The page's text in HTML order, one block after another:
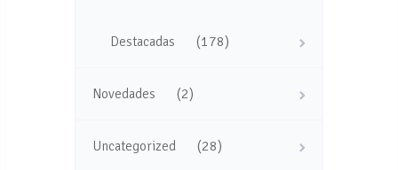
Destacadas (178)
Novedades (2)
Uncategorized (28)